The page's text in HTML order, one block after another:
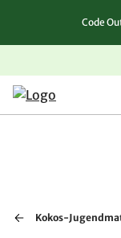
Zum Inhalt springen
Zur Navigation
Zum Seitenende
Code
Kokos-